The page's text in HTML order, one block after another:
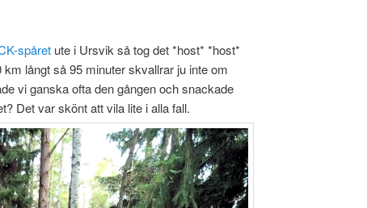
spåret ute i Ursvik så tog det *host* *host*
långt så 95 minuter skvallrar ju inte om
vi ganska ofta den gången och snackade
Det var skönt att vila lite i alla fall.